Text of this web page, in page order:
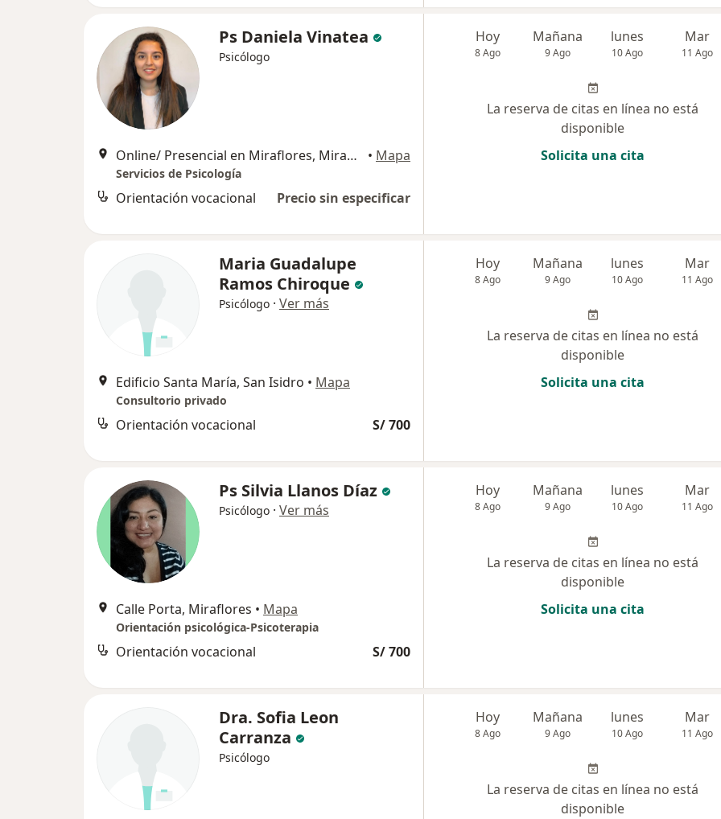
Ps Daniela Vinatea
Psicólogo
Online/ Presencial en Miraflores, Miraflores • Mapa
Servicios de Psicología
Orientación vocacional Precio sin especificar
Hoy
8 Ago
Mañana
9 Ago
lunes
10 Ago
Mar
11 Ago
La reserva de citas en línea no está
disponible
Solicita una cita
Maria Guadalupe
Ramos Chiroque
Psicólogo · Ver más
Edificio Santa María, San Isidro • Mapa
Consultorio privado
Orientación vocacional S/ 700
Hoy
8 Ago
Mañana
9 Ago
lunes
10 Ago
Mar
11 Ago
La reserva de citas en línea no está
disponible
Solicita una cita
Ps Silvia Llanos Díaz
Psicólogo · Ver más
Calle Porta, Miraflores • Mapa
Orientación psicológica-Psicoterapia
Orientación vocacional S/ 700
Hoy
8 Ago
Mañana
9 Ago
lunes
10 Ago
Mar
11 Ago
La reserva de citas en línea no está
disponible
Solicita una cita
Dra. Sofia Leon
Carranza
Psicólogo
Hoy
8 Ago
Mañana
9 Ago
lunes
10 Ago
Mar
11 Ago
La reserva de citas en línea no está
disponible